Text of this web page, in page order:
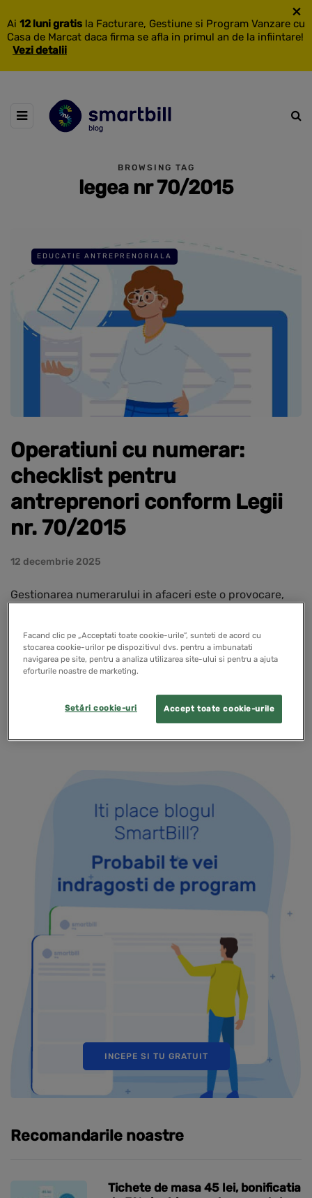
Ai 12 luni gratis la Facturare, Gestiune si Program Vanzare cu
Casa de Marcat daca firma se afla in primul an de la infiintare!
Vezi detalii
×
BROWSING TAG
legea nr 70/2015
EDUCATIE ANTREPRENORIALA
Operatiuni cu numerar:
checklist pentru
antreprenori conform Legii
nr. 70/2015
12 decembrie 2025
Gestionarea numerarului in afaceri este o provocare,
70/2015 stabileste reguli privind limitele incasarilor si
platilor in numerar si incurajeaza folosirea sistemelor
moderne de plata. Incalcarea acestor reguli…
READ MORE
INCEPE SI TU GRATUIT
Recomandarile noastre
Tichete de masa 45 lei, bonificatia
Facand clic pe „Acceptati toate cookie-urile”, sunteti de acord cu
stocarea cookie-urilor pe dispozitivul dvs. pentru a imbunatati
navigarea pe site, pentru a analiza utilizarea site-ului si pentru a ajuta
eforturile noastre de marketing.
Accept toate cookie-urile
Setări cookie-uri